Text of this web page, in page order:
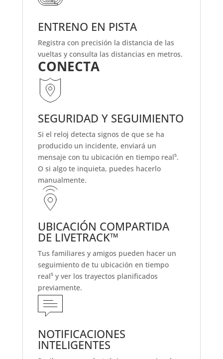
ENTRENO EN PISTA
Registra con precisión la distancia de las
vueltas y consulta las distancias en metros.
CONECTA
SEGURIDAD Y SEGUIMIENTO
Si el reloj detecta signos de que se ha
producido un incidente, enviará un
mensaje con tu ubicación en tiempo real⁵.
O si algo te inquieta, puedes hacerlo
manualmente.
UBICACIÓN COMPARTIDA
DE LIVETRACK™
Tus familiares y amigos pueden hacer un
seguimiento de tu ubicación en tiempo
real⁵ y ver los trayectos planificados
previamente.
NOTIFICACIONES
INTELIGENTES